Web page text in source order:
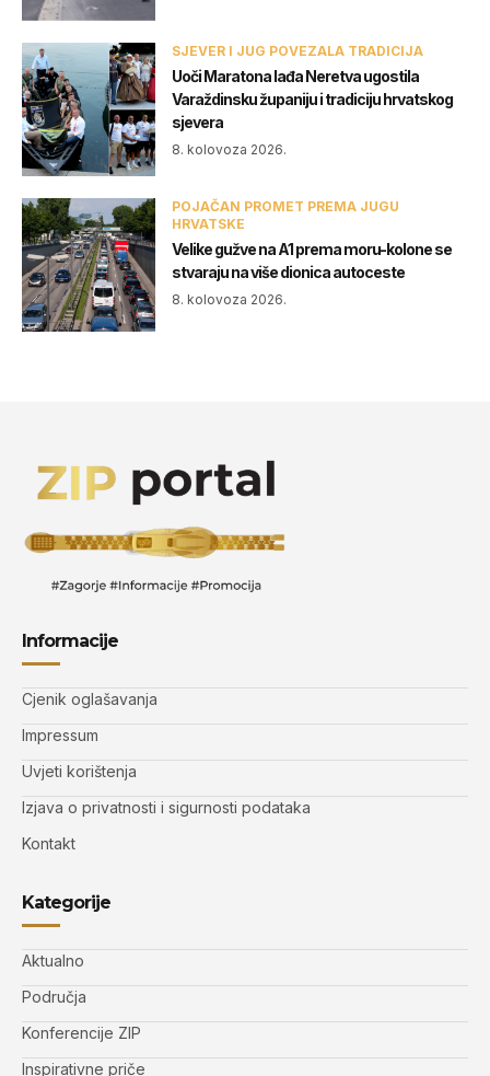
SJEVER I JUG POVEZALA TRADICIJA
Uoči Maratona lađa Neretva ugostila
Varaždinsku županiju i tradiciju hrvatskog
sjevera
8. kolovoza 2026.
POJAČAN PROMET PREMA JUGU
HRVATSKE
Velike gužve na A1 prema moru-kolone se
stvaraju na više dionica autoceste
8. kolovoza 2026.
Informacije
Cjenik oglašavanja
Impressum
Uvjeti korištenja
Izjava o privatnosti i sigurnosti podataka
Kontakt
Kategorije
Aktualno
Područja
Konferencije ZIP
Inspirativne priče